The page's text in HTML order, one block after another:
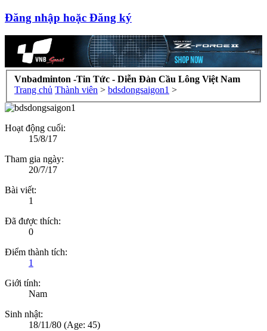
Đăng nhập hoặc Đăng ký
Vnbadminton -Tin Tức - Diễn Đàn Cầu Lông Việt Nam
Trang chủ Thành viên > bdsdongsaigon1 >
Hoạt động cuối:
15/8/17
Tham gia ngày:
20/7/17
Bài viết:
1
Đã được thích:
0
Điểm thành tích:
1
Giới tính:
Nam
Sinh nhật:
18/11/80 (Age: 45)